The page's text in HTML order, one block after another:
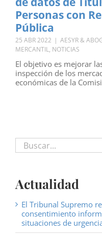
Personas con
Pública
25 ABR 2022 | AESYR &
MERCANTIL, NOTICIAS
El objetivo es mejorar
inspección de los
económicas de la
Buscar:
Actualidad
El Tribunal Supremo
consentimiento
situaciones de